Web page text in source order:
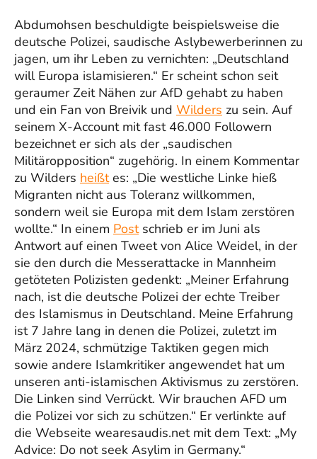
Abdumohsen beschuldigte beispielsweise die
deutsche Polizei, saudische Aslybewerberinnen zu
jagen, um ihr Leben zu vernichten: „Deutschland
will Europa islamisieren.“ Er scheint schon seit
geraumer Zeit Nähen zur AfD gehabt zu haben
und ein Fan von Breivik und Wilders zu sein. Auf
seinem X-Account mit fast 46.000 Followern
bezeichnet er sich als der „saudischen
Militäropposition“ zugehörig. In einem Kommentar
zu Wilders heißtes: „Die westliche Linke hieß
Migranten nicht aus Toleranz willkommen,
sondern weil sie Europa mit dem Islam zerstören
wollte.“ In einem Postschrieb er im Juni als
Antwort auf einen Tweet von Alice Weidel, in der
sie den durch die Messerattacke in Mannheim
getöteten Polizisten gedenkt: „Meiner Erfahrung
nach, ist die deutsche Polizei der echte Treiber
des Islamismus in Deutschland. Meine Erfahrung
ist 7 Jahre lang in denen die Polizei, zuletzt im
März 2024, schmützige Taktiken gegen mich
sowie andere Islamkritiker angewendet hat um
unseren anti-islamischen Aktivismus zu zerstören.
Die Linken sind Verrückt. Wir brauchen AFD um
die Polizei vor sich zu schützen.“ Er verlinkte auf
die Webseite wearesaudis.net mit dem Text: „My
Advice: Do not seek Asylim in Germany.“